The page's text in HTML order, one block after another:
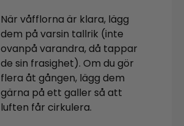
När våfflorna är klara, lägg
dem på varsin tallrik (inte
ovanpå varandra, då tappar
de sin frasighet). Om du gör
flera åt gången, lägg dem
gärna på ett galler så att
luften får cirkulera.